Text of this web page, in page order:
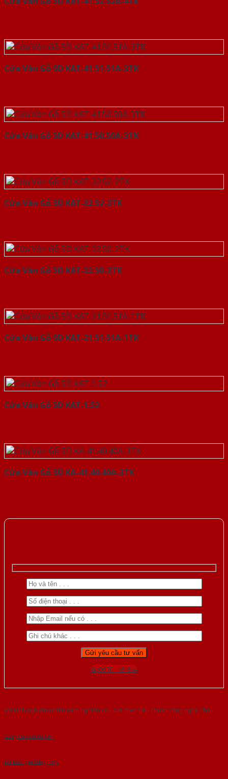
Cửa Vân Gỗ 5D KAT-41.51.51A-3TK
Cửa Vân Gỗ 5D KAT-41.50.50A-3TK
Cửa Vân Gỗ 5D KAT-22.52-2TK
Cửa Vân Gỗ 5D KAT-22.50-2TK
Cửa Vân Gỗ 5D KAT-21.51.51A-1TK
Cửa Vân Gỗ 5D KAT-1.52
Cửa Vân Gỗ 5D KA-41.40.40A-3TK
Gọi 0976.169.864
Với kinh nghiệm nhiêu năm nghiên cứu cửa theo tiêu chuẩn công nghệ Châu
Âu.Chúng tôi tự tin là nhà sản xuất & cung cấp hàng đầu tại Việt Nam!
Gửi yêu cầu tư vấn
Tải báo giá tổng hợp